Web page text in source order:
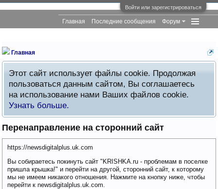
Войти или зарегистрироваться
Главная
Этот сайт использует файлы cookie. Продолжая
пользоваться данным сайтом, Вы соглашаетесь
на использование нами Ваших файлов cookie.
Узнать больше.
Перенаправление на сторонний сайт
https://newsdigitalplus.uk.com
Вы собираетесь покинуть сайт "KRISHKA.ru - проблемам в поселке
пришла крышка!" и перейти на другой, сторонний сайт, к которому
мы не имеем никакого отношения. Нажмите на кнопку ниже, чтобы
перейти к newsdigitalplus.uk.com.
Главная Последние сообщения Форум